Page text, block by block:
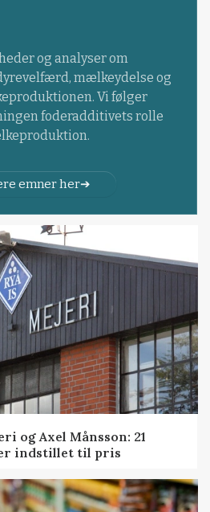
og analyser om
mælkeydelse og
Vi følger
foderadditivets rolle
emner her
og Axel Månsson: 21
indstillet til pris